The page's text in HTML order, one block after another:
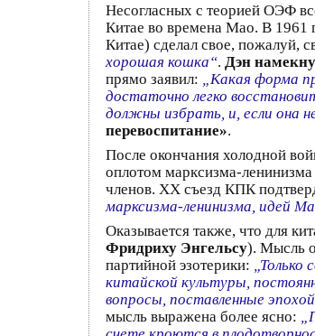
Несогласных с теорией ОЭФ
Китае во времена Мао. В 1961
Китае) сделал свое, пожалуй,
хорошая кошка“. Дэн
прямо заявил:
„Какая форма
достаточно легко
должны избрать, и, если она
перевоспитание».
После окончания холодной
оплотом марксизма-
членов. ХХ съезд КПК
марксизма-ленинизма, идей
Оказывается также, что для
Фридриху Энгельсу). Мысль о
партийной эзотерики:
китайской культуры,
вопросы, поставленные
мысль выражена более ясно: